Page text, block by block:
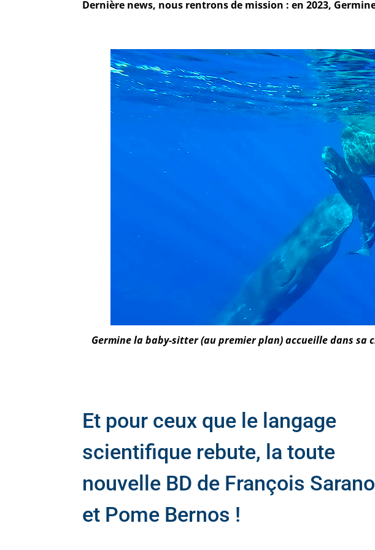
Dernière news, nous rentrons de mission : en 2023,
Germine la baby-sitter (au premier plan) accueille dans sa
Et pour ceux que le langage
scientifique rebute, la toute
nouvelle BD de François Sarano
et Pome Bernos !